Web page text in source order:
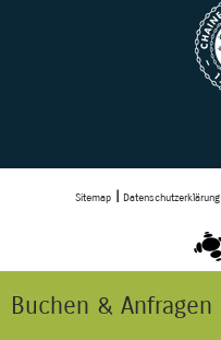
Buchen & Anfragen
Sitemap Datenschutzerklärung